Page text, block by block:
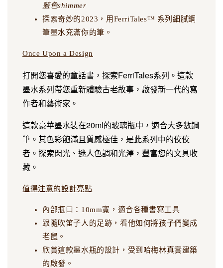
藍色shimmer
探索奇妙的2023，用FerriTales™ 系列細膩鋼
筆墨水充滿你的筆。
Once Upon a Design
打開您喜愛的童話書，探索FerriTales系列。這款
墨水系列帶您重新體驗古老故事，啟發新一代的寫
作者和藝術家。
這款豪華墨水裝在20ml的玻璃瓶中，適合大多數鋼
筆。其色彩飽滿且質感極佳，是此系列中的佼佼
者。探索閃光、迷人色調和光澤，豐富您的文具收
藏。
值得注意的設計亮點
內部瓶口：10mm寬，適合各種書寫工具
跟隨吹笛子人的足跡，看他如何將孩子們變成
老鼠。
欣賞這款墨水瓶的設計，受到哈梅林真實建築
的啟發。